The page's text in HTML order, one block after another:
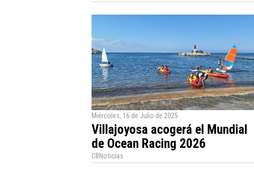
Miércoles, 16 de Julio de 2025
Villajoyosa acogerá el Mundial
de Ocean Racing 2026
CBNoticias